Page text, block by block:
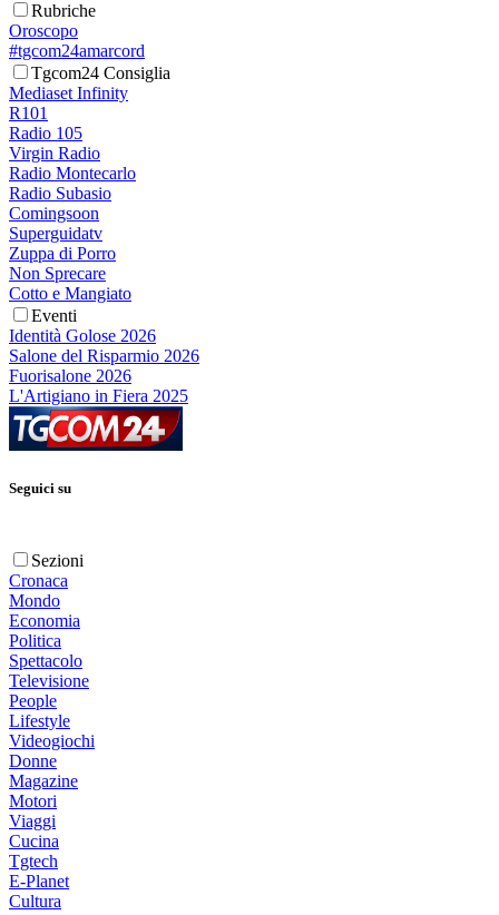
Rubriche
Oroscopo
#tgcom24amarcord
Tgcom24 Consiglia
Mediaset Infinity
R101
Radio 105
Virgin Radio
Radio Montecarlo
Radio Subasio
Comingsoon
Superguidatv
Zuppa di Porro
Non Sprecare
Cotto e Mangiato
Eventi
Identità Golose 2026
Salone del Risparmio 2026
Fuorisalone 2026
L'Artigiano in Fiera 2025
Seguici su
Sezioni
Cronaca
Mondo
Economia
Politica
Spettacolo
Televisione
People
Lifestyle
Videogiochi
Donne
Magazine
Motori
Viaggi
Cucina
Tgtech
E-Planet
Cultura